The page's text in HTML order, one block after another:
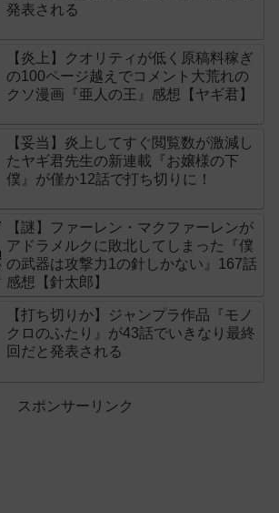
発表される
【炎上】クオリティが低く原稿料稼ぎ
の100ページ越えでコメント大荒れの
クソ漫画『亜人の王』感想【ヤギ君】
【妥当】炎上してすぐ閲覧数が激減し
たヤギ君先生の新連載『お嬢様の下
僕』が僅か12話で打ち切りに！
【謎】ファーレン・マクファーレンが
アドラメルクに敗北してしまった『僕
の武器は攻撃力1の針しかない』167話
感想【針太郎】
【打ち切りか】ジャンプラ作品『モノ
クロのふたり』が43話でいきなり最終
回だと発表される
スポンサーリンク